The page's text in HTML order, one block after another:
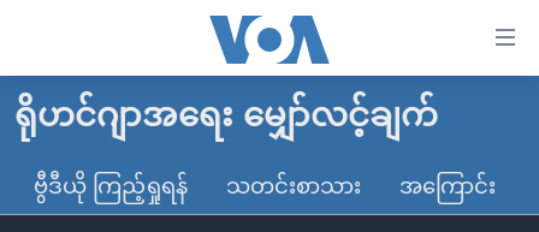
လွယ်ကူ
စေ
သည့်
မူလစာမျက်နှာ
မြန်မာ
ကမ္ဘာ့သတင်းများ
ရိုဟင်ဂျာအရေး မျှော်လင့်ချက်
ဗွီဒီယို ကြည့်ရှုရန် သတင်းစာသား အကြောင်း